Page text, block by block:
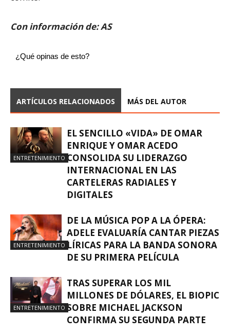
Con información de: AS
¿Qué opinas de esto?
ARTÍCULOS RELACIONADOS MÁS DEL AUTOR
ENTRETENIMIENTO
EL SENCILLO «VIDA» DE OMAR
ENRIQUE Y OMAR ACEDO
CONSOLIDA SU LIDERAZGO
INTERNACIONAL EN LAS
CARTELERAS RADIALES Y
DIGITALES
ENTRETENIMIENTO
DE LA MÚSICA POP A LA ÓPERA:
ADELE EVALUARÍA CANTAR PIEZAS
LÍRICAS PARA LA BANDA SONORA
DE SU PRIMERA PELÍCULA
ENTRETENIMIENTO
TRAS SUPERAR LOS MIL
MILLONES DE DÓLARES, EL BIOPIC
SOBRE MICHAEL JACKSON
CONFIRMA SU SEGUNDA PARTE